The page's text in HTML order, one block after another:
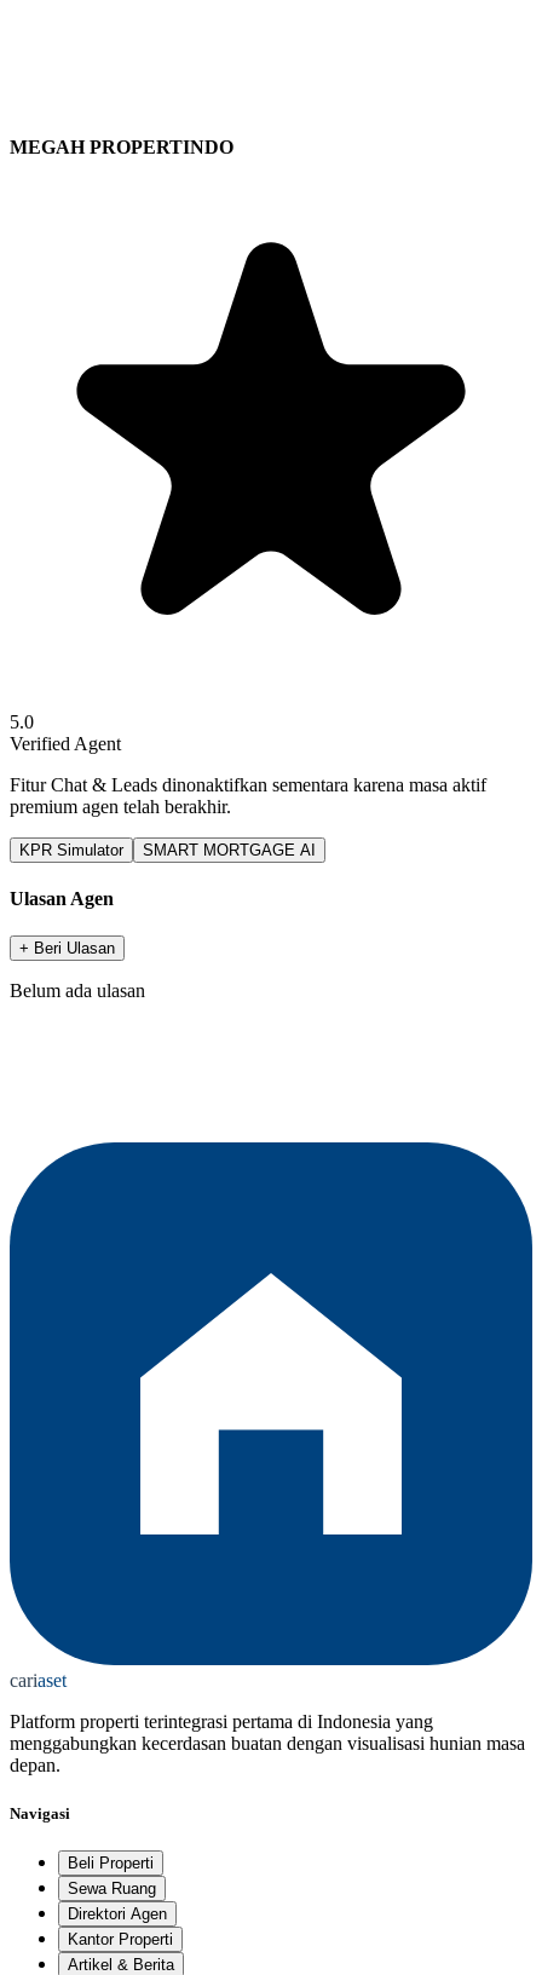
MEGAH PROPERTINDO
5.0
Verified Agent
Fitur Chat & Leads dinonaktifkan sementara karena masa aktif
premium agen telah berakhir.
KPR Simulator SMART MORTGAGE AI
Ulasan Agen
+ Beri Ulasan
Belum ada ulasan
cariaset
Platform properti terintegrasi pertama di Indonesia yang
menggabungkan kecerdasan buatan dengan visualisasi hunian masa
depan.
Navigasi
Beli Properti
Sewa Ruang
Direktori Agen
Kantor Properti
Artikel & Berita